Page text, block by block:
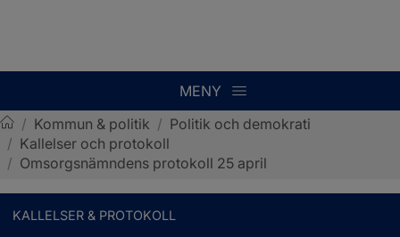
MENY
Sotenäs kommun
/ Kommun & politik / Politik och demokrati
/ Kallelser och protokoll
/ Omsorgsnämndens protokoll 25 april
KALLELSER & PROTOKOLL